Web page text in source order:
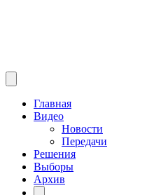
Главная
Видео
Новости
Передачи
Решения
Выборы
Архив